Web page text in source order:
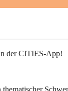
der CITIES-App!
thematischer